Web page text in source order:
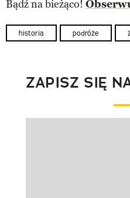
Bądź na bieżąco!
historia podróże
ZAPISZ SIĘ